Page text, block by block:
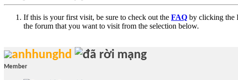
If this is your first visit, be sure to check out the FAQ by clicking the
the forum that you want to visit from the selection below.
anhhunghd
Member